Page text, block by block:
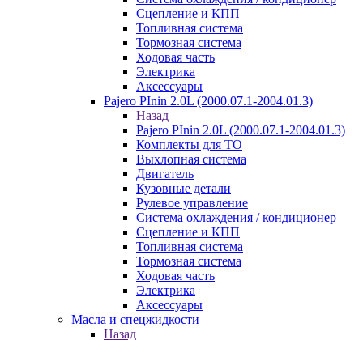
Сцепление и КПП
Топливная система
Тормозная система
Ходовая часть
Электрика
Аксессуары
Pajero PInin 2.0L (2000.07.1-2004.01.3)
Назад
Pajero PInin 2.0L (2000.07.1-2004.01.3)
Комплекты для ТО
Выхлопная система
Двигатель
Кузовные детали
Рулевое управление
Система охлаждения / кондиционер
Сцепление и КПП
Топливная система
Тормозная система
Ходовая часть
Электрика
Аксессуары
Масла и спецжидкости
Назад